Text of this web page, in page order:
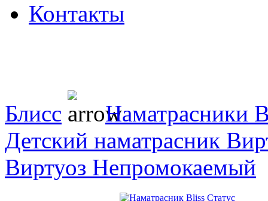
Контакты
Блисс
Наматрасники
Детский наматрасник
Виртуоз Непромокаемый